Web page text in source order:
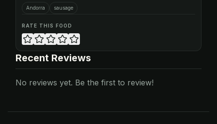
Andorra sausage
RATE THIS FOOD
Recent Reviews
No reviews yet. Be the first to review!